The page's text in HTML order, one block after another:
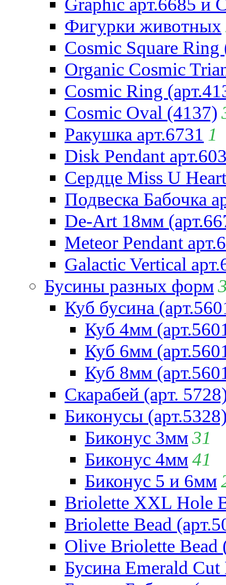
Фигурки животных
Cosmic Square Ring
Organic Cosmic
Cosmic Ring
Cosmic Oval (4137)
Ракушка арт.6731 1
Disk Pendant
Сердце Miss U
Подвеска Бабочка
De-Art 18мм
Meteor Pendant
Galactic Vertical
Бусины разных форм
Куб бусина
Куб 4мм
Куб 6мм
Куб 8мм
Скарабей (арт.
Биконусы
Биконус 3мм31
Биконус 4мм41
Биконус 5 и 6мм
Briolette XXL Hole
Briolette Bead
Olive Briolette Bead
Бусина Emerald Cut